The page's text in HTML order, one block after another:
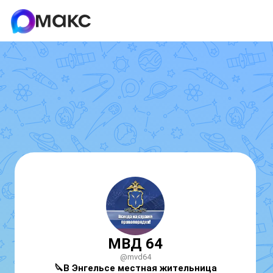
МВД 64
@mvd64
🔪В Энгельсе местная жительница